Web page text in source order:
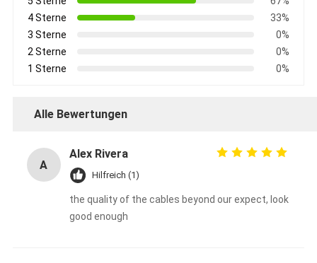
4 Sterne
33%
3 Sterne
0%
2 Sterne
0%
1 Sterne
0%
Alle Bewertungen
A
Alex Rivera
Hilfreich (1)
the quality of the cables beyond our expect, look
good enough